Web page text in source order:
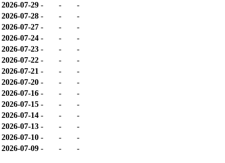
2026-07-29 - -
-
2026-07-28 - -
-
2026-07-27 - -
-
2026-07-24 - -
-
2026-07-23 - -
-
2026-07-22 - -
-
2026-07-21 - -
-
2026-07-20 - -
-
2026-07-16 - -
-
2026-07-15 - -
-
2026-07-14 - -
-
2026-07-13 - -
-
2026-07-10 - -
-
2026-07-09 - - -